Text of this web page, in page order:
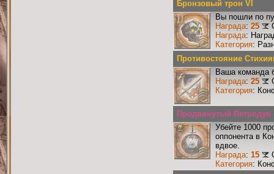
Бронзовый трон VI
Вы пошли по
Награда: 25
Награда:
Категория:
Противостояние
Ваша команда
Награда: 25
Категория:
Продвинутый Ветродув
Убейте 1000
оппонента в
вдвое.
Награда: 15
Категория: